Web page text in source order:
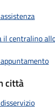
il centralino
città